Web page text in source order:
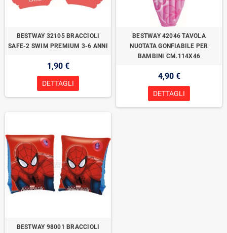
BESTWAY 32105 BRACCIOLI
SAFE-2 SWIM PREMIUM 3-6 ANNI
1,90 €
DETTAGLI
BESTWAY 42046 TAVOLA
NUOTATA GONFIABILE PER
BAMBINI CM.114X46
4,90 €
DETTAGLI
BESTWAY 98001 BRACCIOLI